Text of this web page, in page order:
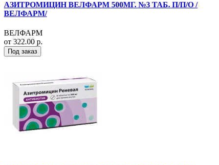
АЗИТРОМИЦИН ВЕЛФАРМ 500МГ. №3 ТАБ. П/П/О /
ВЕЛФАРМ/
ВЕЛФАРМ
от 322.00 р.
Под заказ